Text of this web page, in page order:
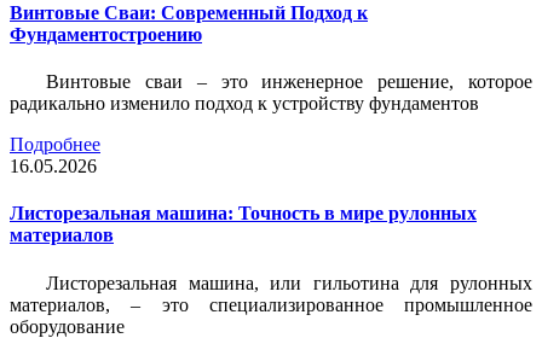
Винтовые Сваи: Современный Подход к
Фундаментостроению
Винтовые сваи – это инженерное решение, которое
радикально изменило подход к устройству фундаментов
Подробнее
16.05.2026
Листорезальная машина: Точность в мире рулонных
материалов
Листорезальная машина, или гильотина для рулонных
материалов, – это специализированное промышленное
оборудование